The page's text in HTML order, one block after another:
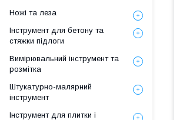
Ножі та леза
Інструмент для бетону та
стяжки підлоги
Вимірювальний інструмент та
розмітка
Штукатурно-малярний
інструмент
Інструмент для плитки і